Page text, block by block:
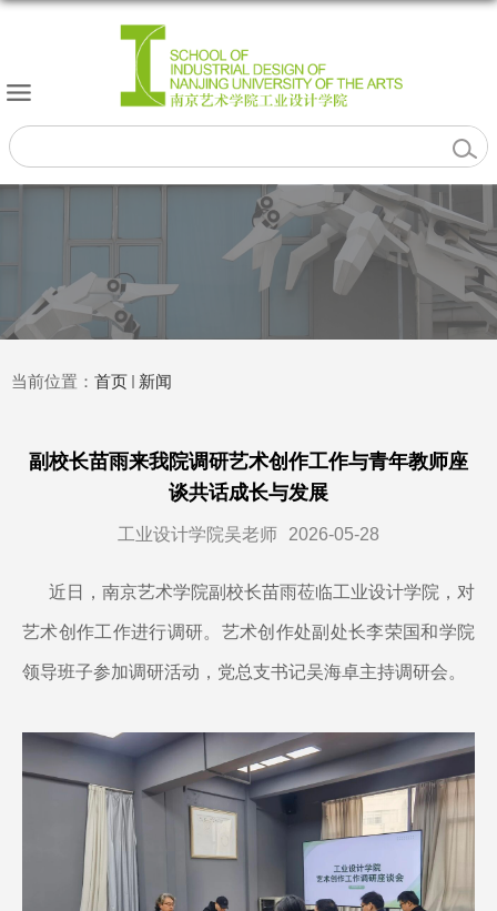
当前位置： 首页 新闻
副校长苗雨来我院调研艺术创作工作与青年教师座
谈共话成长与发展
工业设计学院吴老师 2026-05-28
近日，南京艺术学院副校长苗雨莅临工业设计学院，对
艺术创作工作进行调研。艺术创作处副处长李荣国和学院
领导班子参加调研活动，党总支书记吴海卓主持调研会。